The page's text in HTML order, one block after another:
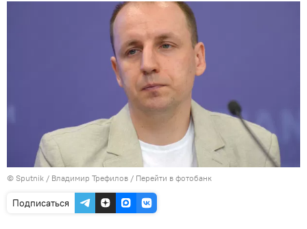
© Sputnik / Владимир Трефилов / Перейти в фотобанк
Подписаться